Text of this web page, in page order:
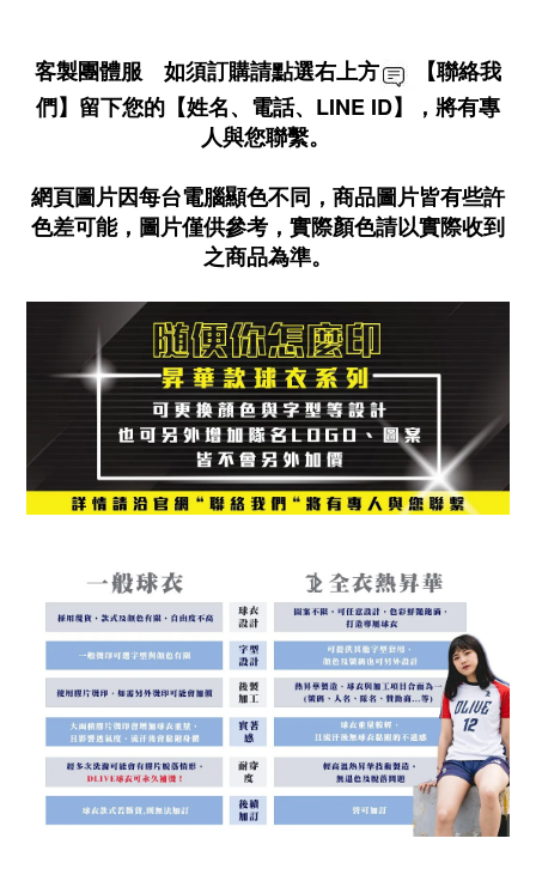
客製團體服 如須訂購請點選右上方
【聯絡我
們】留下您的【姓名、電話、LINE ID】，將有專
人與您聯繫。
網頁圖片因每台電腦顯色不同，商品圖片皆有些許
色差可能，圖片僅供參考，實際顏色請以實際收到
之商品為準。